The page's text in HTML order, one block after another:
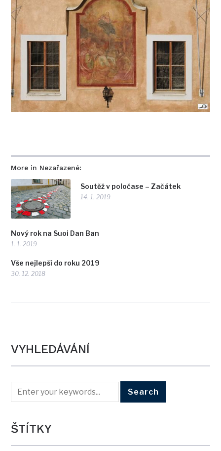
More in Nezařazené:
Soutěž v poločase – Začátek
14. 1. 2019
Nový rok na Suoi Dan Ban
1. 1. 2019
Vše nejlepší do roku 2019
30. 12. 2018
VYHLEDÁVÁNÍ
ŠTÍTKY